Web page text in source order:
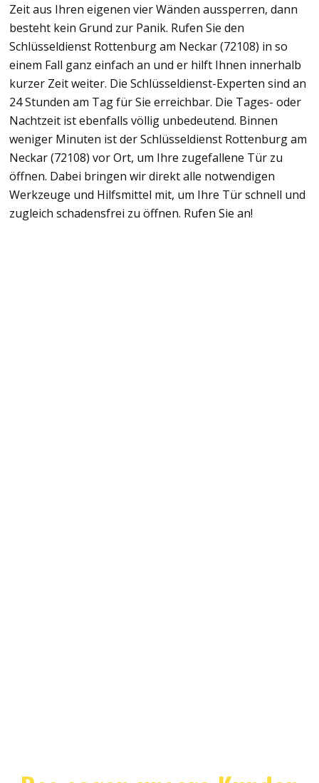
Zeit aus Ihren eigenen vier Wänden aussperren, dann
besteht kein Grund zur Panik. Rufen Sie den
Schlüsseldienst Rottenburg am Neckar (72108) in so
einem Fall ganz einfach an und er hilft Ihnen innerhalb
kurzer Zeit weiter. Die Schlüsseldienst-Experten sind an
24 Stunden am Tag für Sie erreichbar. Die Tages- oder
Nachtzeit ist ebenfalls völlig unbedeutend. Binnen
weniger Minuten ist der Schlüsseldienst Rottenburg am
Neckar (72108) vor Ort, um Ihre zugefallene Tür zu
öffnen. Dabei bringen wir direkt alle notwendigen
Werkzeuge und Hilfsmittel mit, um Ihre Tür schnell und
zugleich schadensfrei zu öffnen. Rufen Sie an!